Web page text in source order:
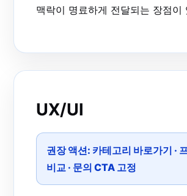
맥락이 명료하게 전달되는 장점이
UX/UI
권장 액션: 카테고리 바로가기 ·
비교 · 문의 CTA 고정